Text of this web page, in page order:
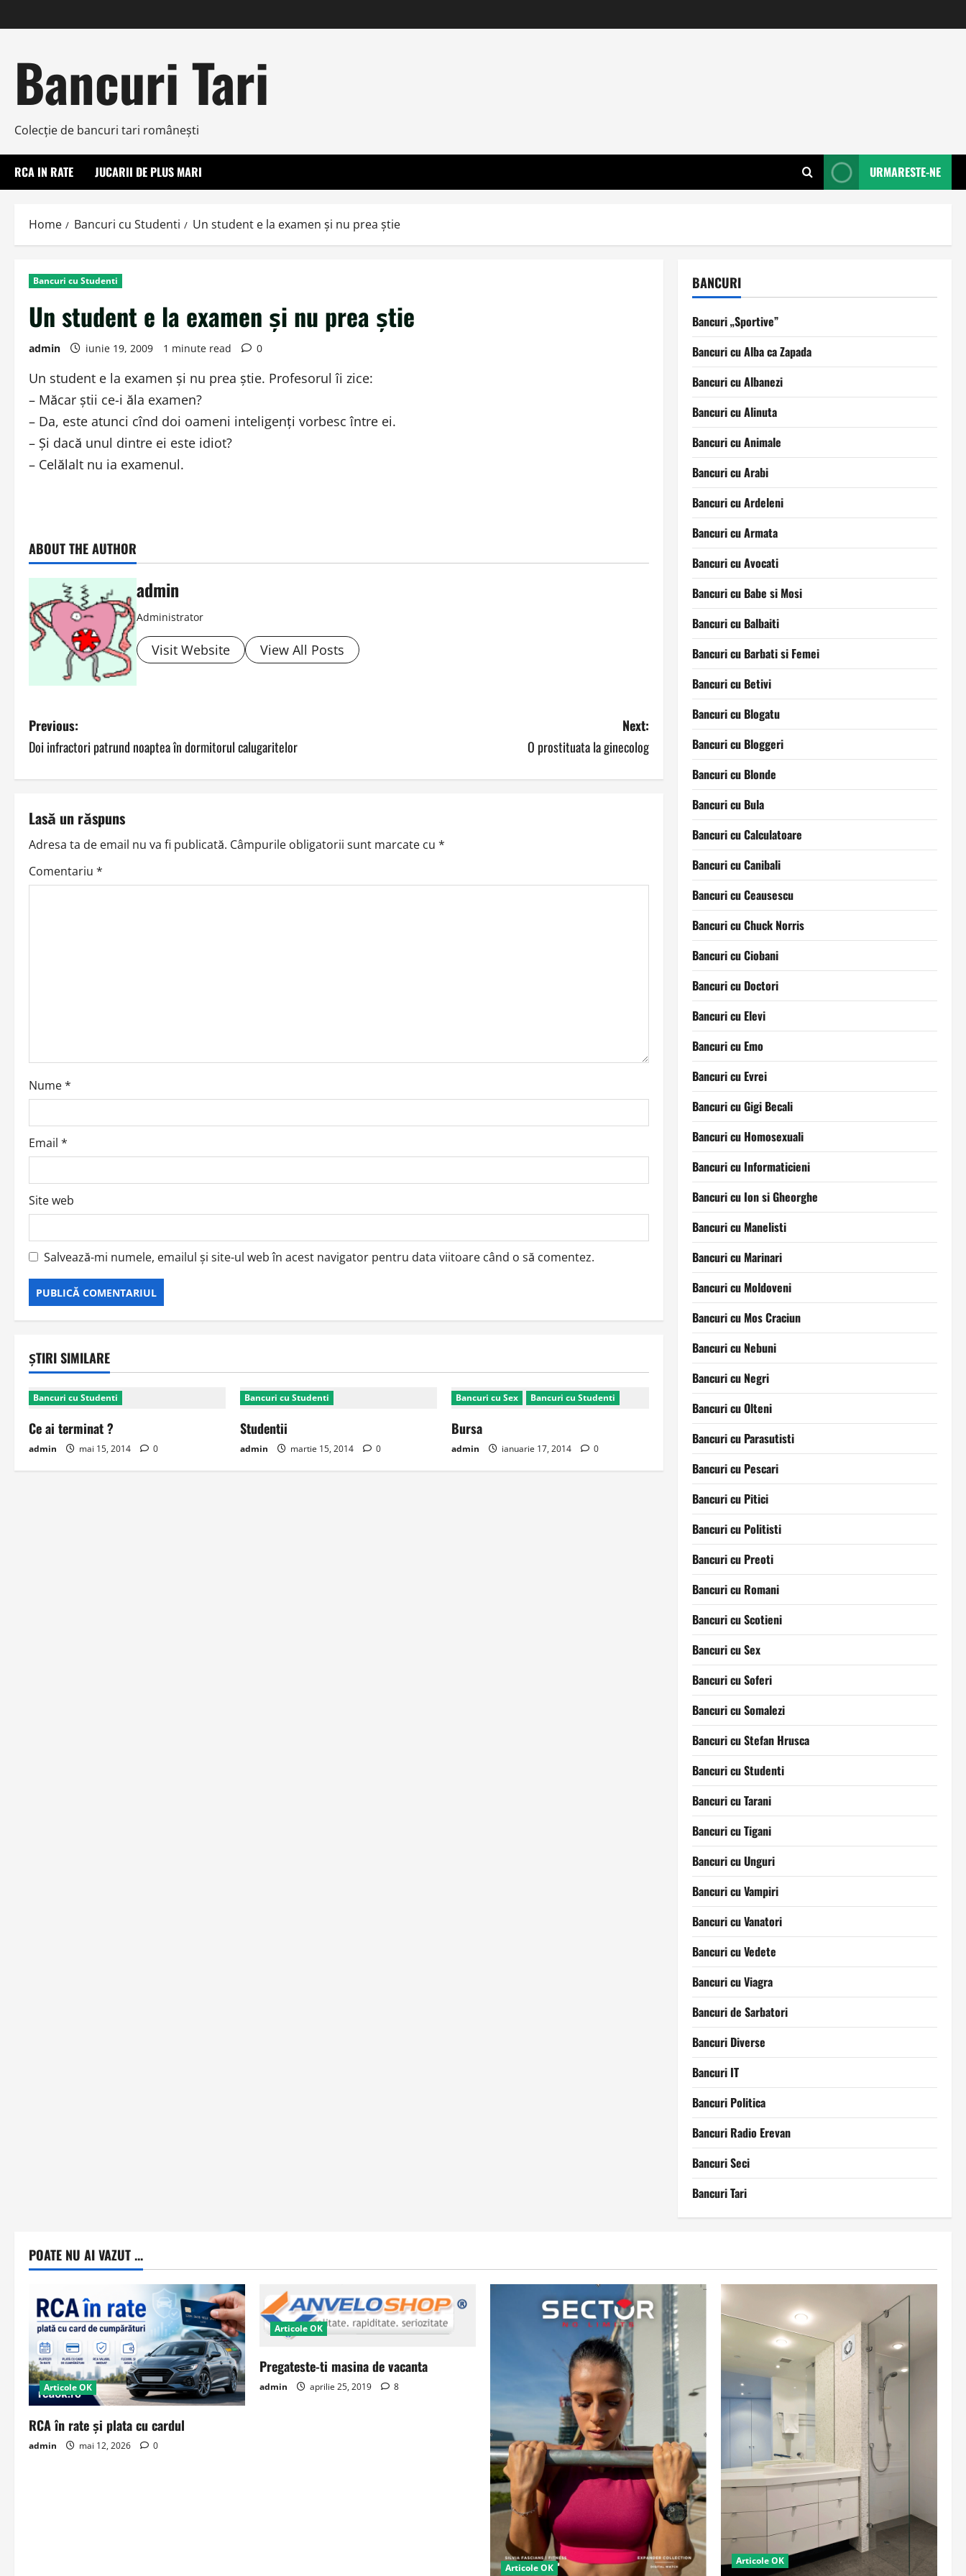
to
Bancuri Tari
Colecţie de bancuri tari româneşti
RCA IN RATE JUCARII DE PLUS MARI URMARESTE-NE
Home Bancuri cu Studenti Un student e la examen şi nu prea ştie
Bancuri cu Studenti
Un student e la examen şi nu prea ştie
admin iunie 19, 2009 1 minute read 0
Un student e la examen şi nu prea ştie. Profesorul îi zice:
– Măcar ştii ce-i ăla examen?
– Da, este atunci cînd doi oameni inteligenţi vorbesc între ei.
– Şi dacă unul dintre ei este idiot?
– Celălalt nu ia examenul.
ABOUT THE AUTHOR
admin
Administrator
Visit Website View All Posts
P
o
s
t
n
a
i
o
n
Previous:
Doi infractori patrund noaptea în dormitorul calugaritelor
Next:
O prostituata la ginecolog
Lasă un răspuns
Adresa ta de email nu va fi publicată. Câmpurile obligatorii sunt marcate cu *
Comentariu *
Nume*
Email *
Site web
Salvează-mi numele, emailul și site-ul web în acest navigator pentru data viitoare când o să comentez.
ȘTIRI SIMILARE
Bancuri cu Studenti
Ce ai terminat ?
admin mai 15, 2014 0
Bancuri cu Studenti
Studentii
admin martie 15, 2014 0
Bancuri cu Sex Bancuri cu Studenti
Bursa
admin ianuarie 17, 2014 0
BANCURI
Bancuri „Sportive”
Bancuri cu Alba ca Zapada
Bancuri cu Albanezi
Bancuri cu Alinuta
Bancuri cu Animale
Bancuri cu Arabi
Bancuri cu Ardeleni
Bancuri cu Armata
Bancuri cu Avocati
Bancuri cu Babe si Mosi
Bancuri cu Balbaiti
Bancuri cu Barbati si Femei
Bancuri cu Betivi
Bancuri cu Blogatu
Bancuri cu Bloggeri
Bancuri cu Blonde
Bancuri cu Bula
Bancuri cu Calculatoare
Bancuri cu Canibali
Bancuri cu Ceausescu
Bancuri cu Chuck Norris
Bancuri cu Ciobani
Bancuri cu Doctori
Bancuri cu Elevi
Bancuri cu Emo
Bancuri cu Evrei
Bancuri cu Gigi Becali
Bancuri cu Homosexuali
Bancuri cu Informaticieni
Bancuri cu Ion si Gheorghe
Bancuri cu Manelisti
Bancuri cu Marinari
Bancuri cu Moldoveni
Bancuri cu Mos Craciun
Bancuri cu Nebuni
Bancuri cu Negri
Bancuri cu Olteni
Bancuri cu Parasutisti
Bancuri cu Pescari
Bancuri cu Pitici
Bancuri cu Politisti
Bancuri cu Preoti
Bancuri cu Romani
Bancuri cu Scotieni
Bancuri cu Sex
Bancuri cu Soferi
Bancuri cu Somalezi
Bancuri cu Stefan Hrusca
Bancuri cu Studenti
Bancuri cu Tarani
Bancuri cu Tigani
Bancuri cu Unguri
Bancuri cu Vampiri
Bancuri cu Vanatori
Bancuri cu Vedete
Bancuri cu Viagra
Bancuri de Sarbatori
Bancuri Diverse
Bancuri IT
Bancuri Politica
Bancuri Radio Erevan
Bancuri Seci
Bancuri Tari
POATE NU AI VAZUT ...
Articole OK
RCA în rate și plata cu cardul
admin mai 12, 2026 0
Articole OK
Pregateste-ti masina de vacanta
admin aprilie 25, 2019 8
Articole OK
Articole OK